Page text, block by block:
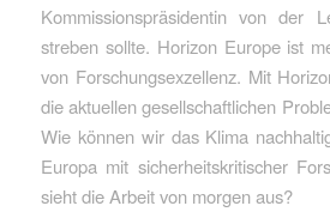
Kommissionspräsidentin von der
streben sollte. Horizon Europe ist
von Forschungsexzellenz. Mit
die aktuellen gesellschaftlichen
Wie können wir das Klima
Europa mit sicherheitskritischer
sieht die Arbeit von morgen aus?